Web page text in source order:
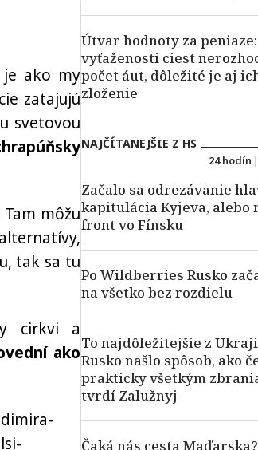
ako my
zatajujú
svetovou
môžu
tak sa tu
cirkvi a
ako
Útvar hodnoty za peniaze:
vyťaženosti ciest
počet áut, dôležité je aj
zloženie
NAJČÍTANEJŠIE Z HS
24 hodín |
Začalo sa odrezávanie
kapitulácia Kyjeva, alebo
front vo Fínsku
Po Wildberries Rusko
na všetko bez rozdielu
To najdôležitejšie z
Rusko našlo spôsob, ako
prakticky všetkým
tvrdí Zalužnyj
Čaká nás cesta Maďarska?